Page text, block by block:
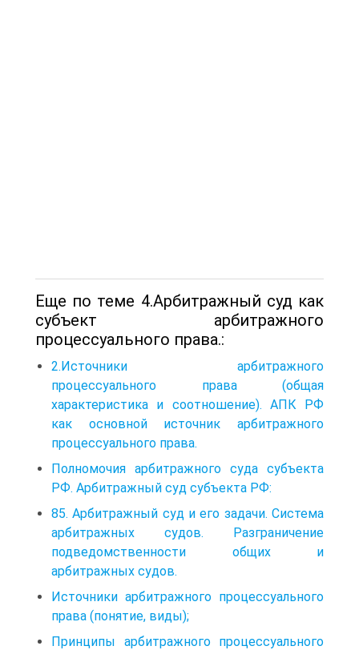
Еще по теме 4.Арбитражный суд как
субъект арбитражного
процессуального права.:
2.Источники арбитражного
процессуального права (общая
характеристика и соотношение). АПК РФ
как основной источник арбитражного
процессуального права.
Полномочия арбитражного суда субъекта
РФ. Арбитражный суд субъекта РФ:
85. Арбитражный суд и его задачи. Система
арбитражных судов. Разграничение
подведомственности общих и
арбитражных судов.
Источники арбитражного процессуального
права (понятие, виды);
Принципы арбитражного процессуального